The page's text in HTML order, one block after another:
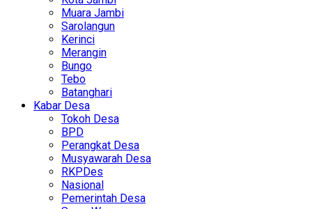
Muara Jambi
Sarolangun
Kerinci
Merangin
Bungo
Tebo
Batanghari
Kabar Desa
Tokoh Desa
BPD
Perangkat Desa
Musyawarah Desa
RKPDes
Nasional
Pemerintah Desa